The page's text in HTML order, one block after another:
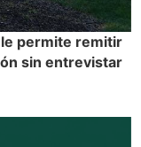
le permite remitir
sin entrevistar